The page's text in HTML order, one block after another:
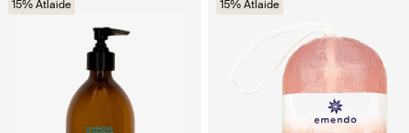
15% Atlaide 15% Atlaide